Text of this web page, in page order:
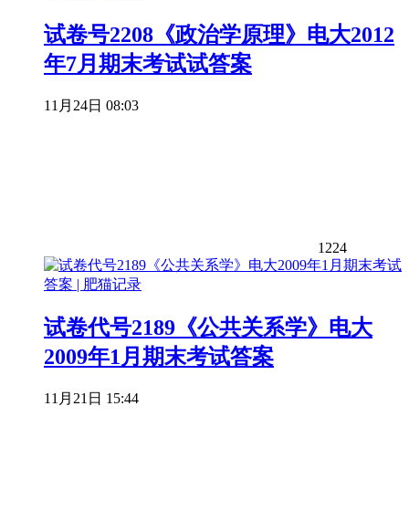
试卷号2208《政治学原理》电大2012
年7月期末考试试答案
11月24日 08:03
1224
试卷代号2189《公共关系学》电大
2009年1月期末考试答案
11月21日 15:44